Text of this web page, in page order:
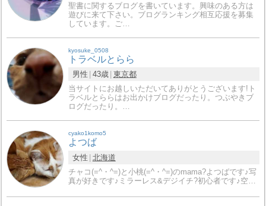
聖書に関するブログを書いています。興味のある方は
遊びに来て下さい。ブログランキング相互応援を募集
しています。ご…
kyosuke_0508
トラベルとらら
男性 43歳 東京都
当サイトにお越しいただいてありがとうございます!ト
ラベルとららはお出かけブログだったり。つぶやきブ
ログだったり。…
cyako1komo5
よつば
女性 北海道
チャコ(=^・^=)と小桃(=^・^=)のmama?よつばです♪写
真が好きです♪ミラーレス&デジイチ?初心者です♪空…